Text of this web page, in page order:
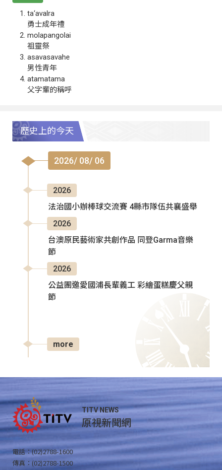
ta‘avalra
勇士成年禮
molapangolai
祖靈祭
asavasavahe
男性青年
atamatama
父字輩的稱呼
歷史上的今天
2026/ 08/ 06
2026
法治國小辦棒球交流賽 4縣市隊伍共襄盛舉
2026
台澳原民藝術家共創作品 同登Garma音樂
節
2026
公益團邀愛國浦長輩義工 彩繪蛋糕慶父親
節
more
TITV NEWS
原視新聞網
電話：(02)2788-1600
傳真：(02)2788-1500